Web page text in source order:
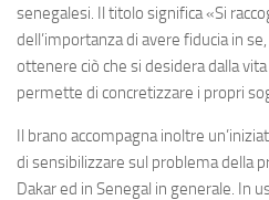
senegalesi. Il titolo significa «Si
dell’importanza di avere fiducia in
ottenere ciò che si desidera dalla
permette di concretizzare i propri
Il brano accompagna inoltre
di sensibilizzare sul problema della
Dakar ed in Senegal in generale. In